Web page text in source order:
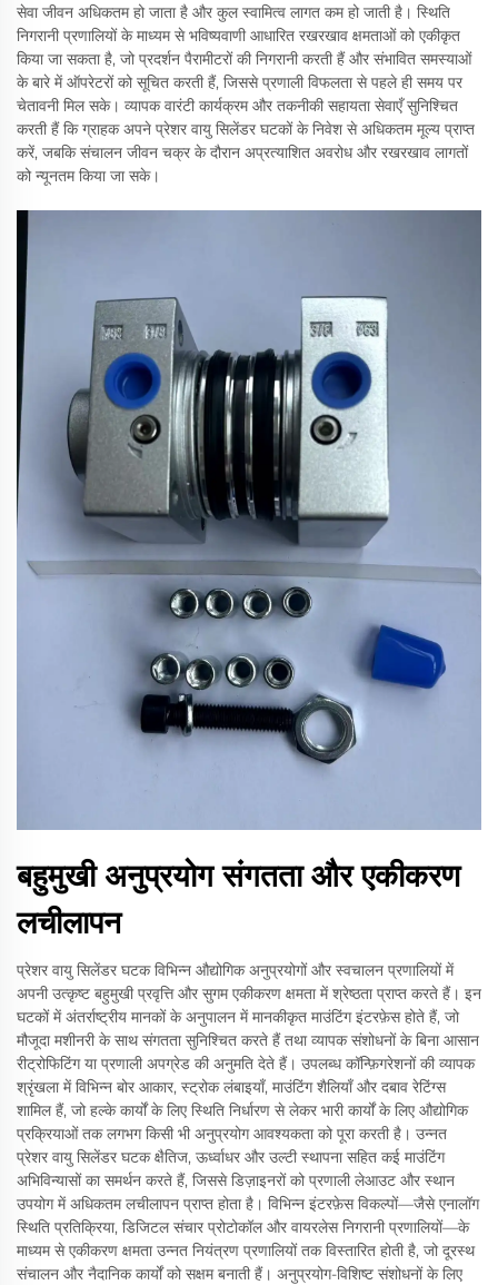
सेवा जीवन अधिकतम हो जाता है और कुल स्वामित्व लागत कम हो जाती है। स्थिति
निगरानी प्रणालियों के माध्यम से भविष्यवाणी आधारित रखरखाव क्षमताओं को एकीकृत
किया जा सकता है, जो प्रदर्शन पैरामीटरों की निगरानी करती हैं और संभावित समस्याओं
के बारे में ऑपरेटरों को सूचित करती हैं, जिससे प्रणाली विफलता से पहले ही समय पर
चेतावनी मिल सके। व्यापक वारंटी कार्यक्रम और तकनीकी सहायता सेवाएँ सुनिश्चित
करती हैं कि ग्राहक अपने प्रेशर वायु सिलेंडर घटकों के निवेश से अधिकतम मूल्य प्राप्त
करें, जबकि संचालन जीवन चक्र के दौरान अप्रत्याशित अवरोध और रखरखाव लागतों
को न्यूनतम किया जा सके।
बहुमुखी अनुप्रयोग संगतता और एकीकरण
लचीलापन
प्रेशर वायु सिलेंडर घटक विभिन्न औद्योगिक अनुप्रयोगों और स्वचालन प्रणालियों में
अपनी उत्कृष्ट बहुमुखी प्रवृत्ति और सुगम एकीकरण क्षमता में श्रेष्ठता प्राप्त करते हैं। इन
घटकों में अंतर्राष्ट्रीय मानकों के अनुपालन में मानकीकृत माउंटिंग इंटरफ़ेस होते हैं, जो
मौजूदा मशीनरी के साथ संगतता सुनिश्चित करते हैं तथा व्यापक संशोधनों के बिना आसान
रीट्रोफिटिंग या प्रणाली अपग्रेड की अनुमति देते हैं। उपलब्ध कॉन्फ़िगरेशनों की व्यापक
श्रृंखला में विभिन्न बोर आकार, स्ट्रोक लंबाइयाँ, माउंटिंग शैलियाँ और दबाव रेटिंग्स
शामिल हैं, जो हल्के कार्यों के लिए स्थिति निर्धारण से लेकर भारी कार्यों के लिए औद्योगिक
प्रक्रियाओं तक लगभग किसी भी अनुप्रयोग आवश्यकता को पूरा करती है। उन्नत
प्रेशर वायु सिलेंडर घटक क्षैतिज, ऊर्ध्वाधर और उल्टी स्थापना सहित कई माउंटिंग
अभिविन्यासों का समर्थन करते हैं, जिससे डिज़ाइनरों को प्रणाली लेआउट और स्थान
उपयोग में अधिकतम लचीलापन प्राप्त होता है। विभिन्न इंटरफ़ेस विकल्पों—जैसे एनालॉग
स्थिति प्रतिक्रिया, डिजिटल संचार प्रोटोकॉल और वायरलेस निगरानी प्रणालियों—के
माध्यम से एकीकरण क्षमता उन्नत नियंत्रण प्रणालियों तक विस्तारित होती है, जो दूरस्थ
संचालन और नैदानिक कार्यों को सक्षम बनाती हैं। अनुप्रयोग-विशिष्ट संशोधनों के लिए